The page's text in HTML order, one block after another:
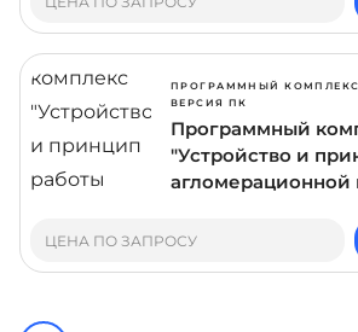
ПРОГРАММНЫЙ КОМПЛЕКС
ВЕРСИЯ ПК
Программный
"Устройство и
ЦЕНА ПО ЗАПРОСУ